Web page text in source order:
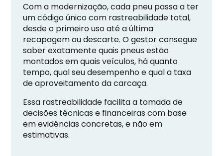
Com a modernização, cada pneu passa a ter
um código único com rastreabilidade total,
desde o primeiro uso até a última
recapagem ou descarte. O gestor consegue
saber exatamente quais pneus estão
montados em quais veículos, há quanto
tempo, qual seu desempenho e qual a taxa
de aproveitamento da carcaça.
Essa rastreabilidade facilita a tomada de
decisões técnicas e financeiras com base
em evidências concretas, e não em
estimativas.